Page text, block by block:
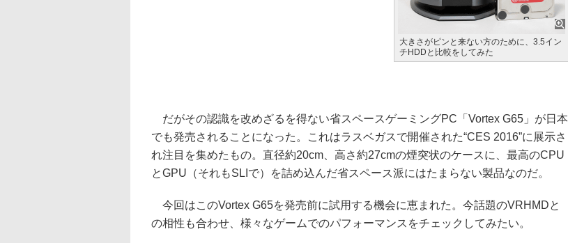
大きさがピンと来ない方のために、3.5イン
チHDDと比較をしてみた
だがその認識を改めざるを得ない省スペースゲーミングPC「Vortex G65」が日本
でも発売されることになった。これはラスベガスで開催された“CES 2016”に展示さ
れ注目を集めたもの。直径約20cm、高さ約27cmの煙突状のケースに、最高のCPU
とGPU（それもSLIで）を詰め込んだ省スペース派にはたまらない製品なのだ。
今回はこのVortex G65を発売前に試用する機会に恵まれた。今話題のVRHMDと
の相性も合わせ、様々なゲームでのパフォーマンスをチェックしてみたい。